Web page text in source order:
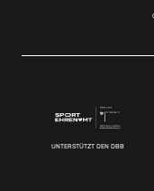
UNTERSTÜTZT DEN DBB